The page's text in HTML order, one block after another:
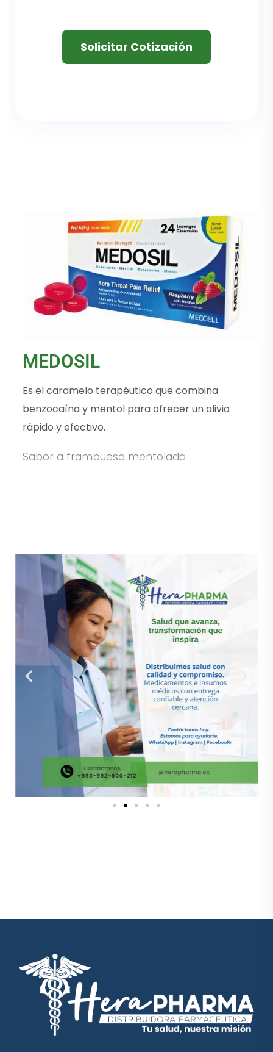
Solicitar Cotización
MEDOSIL
Es el caramelo terapéutico que combina
benzocaína y mentol para ofrecer un alivio
rápido y efectivo.
Sabor a frambuesa mentolada